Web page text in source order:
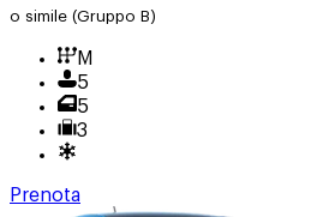
o simile (Gruppo B)
M
5
5
3
Prenota